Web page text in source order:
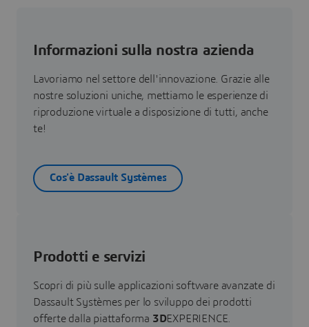
Informazioni sulla nostra azienda
Lavoriamo nel settore dell'innovazione. Grazie alle
nostre soluzioni uniche, mettiamo le esperienze di
riproduzione virtuale a disposizione di tutti, anche
te!
Cos'è Dassault Systèmes
Prodotti e servizi
Scopri di più sulle applicazioni software avanzate di
Dassault Systèmes per lo sviluppo dei prodotti
offerte dalla piattaforma 3DEXPERIENCE.